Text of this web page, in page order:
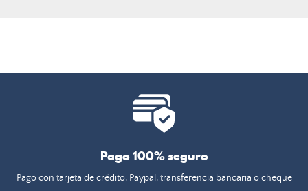
Pago 100% seguro
Pago con tarjeta de crédito, Paypal, transferencia bancaria o cheque